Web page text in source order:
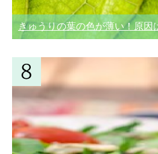
きゅうりの葉の色が薄い！原因